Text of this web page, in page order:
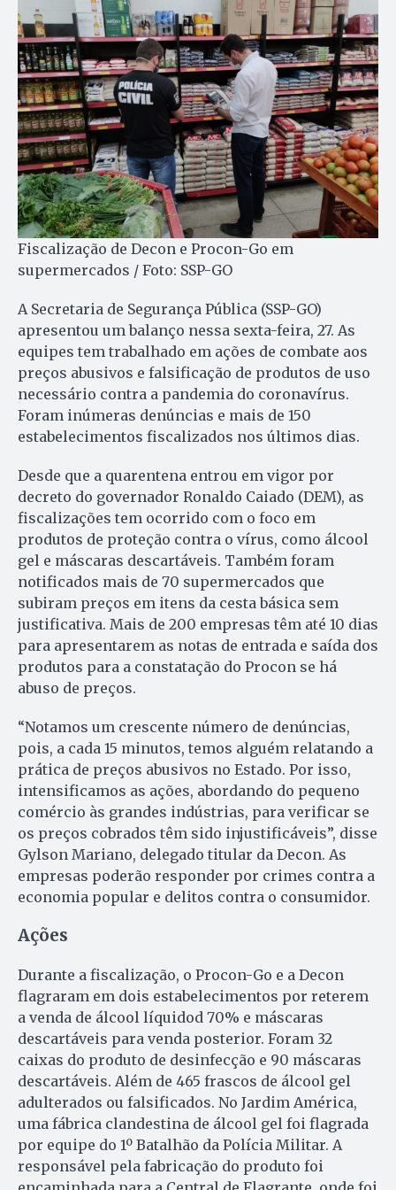
Fiscalização de Decon e Procon-Go em
supermercados / Foto: SSP-GO
A Secretaria de Segurança Pública (SSP-GO)
apresentou um balanço nessa sexta-feira, 27. As
equipes tem trabalhado em ações de combate aos
preços abusivos e falsificação de produtos de uso
necessário contra a pandemia do coronavírus.
Foram inúmeras denúncias e mais de 150
estabelecimentos fiscalizados nos últimos dias.
Desde que a quarentena entrou em vigor por
decreto do governador Ronaldo Caiado (DEM), as
fiscalizações tem ocorrido com o foco em
produtos de proteção contra o vírus, como álcool
gel e máscaras descartáveis. Também foram
notificados mais de 70 supermercados que
subiram preços em itens da cesta básica sem
justificativa. Mais de 200 empresas têm até 10 dias
para apresentarem as notas de entrada e saída dos
produtos para a constatação do Procon se há
abuso de preços.
“Notamos um crescente número de denúncias,
pois, a cada 15 minutos, temos alguém relatando a
prática de preços abusivos no Estado. Por isso,
intensificamos as ações, abordando do pequeno
comércio às grandes indústrias, para verificar se
os preços cobrados têm sido injustificáveis”, disse
Gylson Mariano, delegado titular da Decon. As
empresas poderão responder por crimes contra a
economia popular e delitos contra o consumidor.
Ações
Durante a fiscalização, o Procon-Go e a Decon
flagraram em dois estabelecimentos por reterem
a venda de álcool líquidod 70% e máscaras
descartáveis para venda posterior. Foram 32
caixas do produto de desinfecção e 90 máscaras
descartáveis. Além de 465 frascos de álcool gel
adulterados ou falsificados. No Jardim América,
uma fábrica clandestina de álcool gel foi flagrada
por equipe do 1º Batalhão da Polícia Militar. A
responsável pela fabricação do produto foi